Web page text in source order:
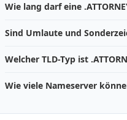
Wie lang darf eine
Sind Umlaute und
Welcher TLD-Typ ist
Wie viele Nameserver